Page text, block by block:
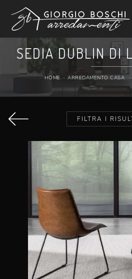
SEDIA DUBLIN DI
HOME - ARREDAMENTO CASA -
FILTRA I